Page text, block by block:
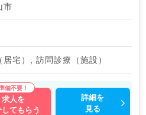
市
宅）, 訪問診療（施設）
求人を
てもらう
詳細を
見る